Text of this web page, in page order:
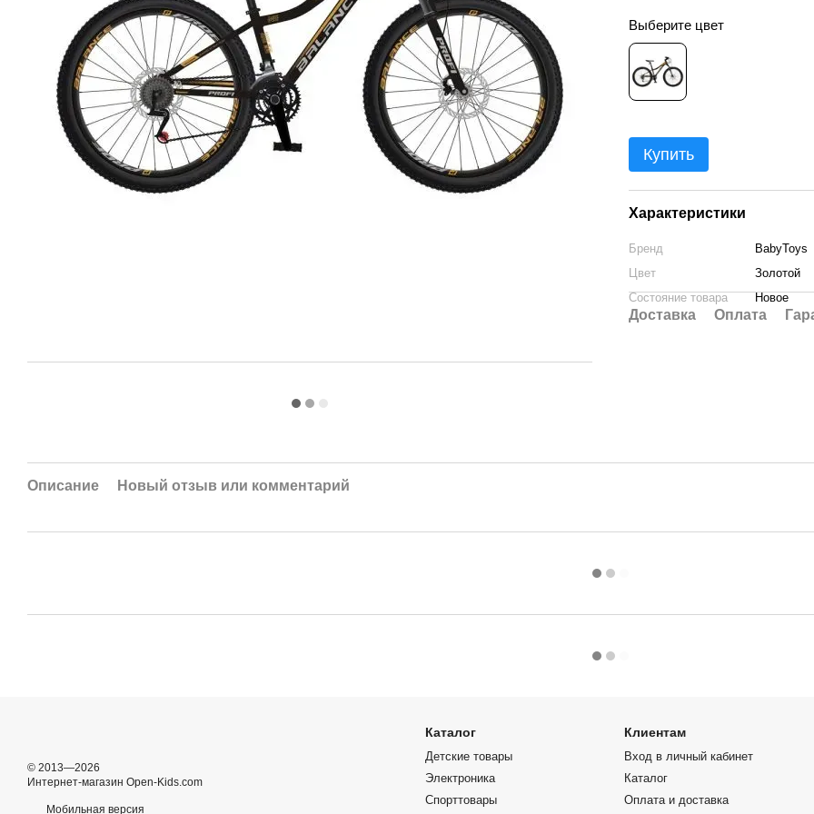
Выберите цвет
Купить
Характеристики
Бренд
BabyToys
Цвет
Золотой
Состояние товара
Новое
Доставка Оплата
Описание Новый отзыв или комментарий
© 2013—2026
Интернет-магазин Open-Kids.com
Мобильная версия
Каталог
Детские товары
Электроника
Спорттовары
Клиентам
Вход в личный кабинет
Каталог
Оплата и доставка